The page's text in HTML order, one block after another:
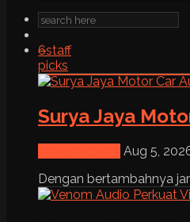
6staff
picks
Surya Jaya
Aug 5,
Dengan bertambahnya